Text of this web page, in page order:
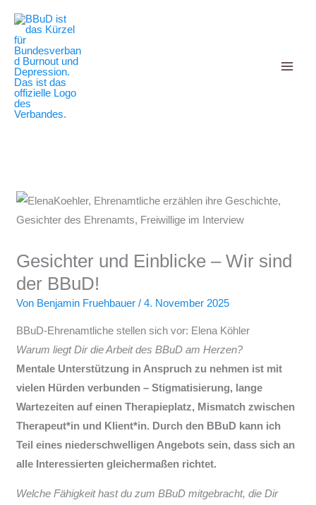
Inhalt
springen
Gesichter und Einblicke – Wir sind
der BBuD!
Von Benjamin Fruehbauer/4. November 2025
BBuD-Ehrenamtliche stellen sich vor: Elena Köhler
Warum liegt Dir die Arbeit des BBuD am Herzen?
Mentale Unterstützung in Anspruch zu nehmen ist mit
vielen Hürden verbunden – Stigmatisierung, lange
Wartezeiten auf einen Therapieplatz, Mismatch zwischen
Therapeut*in und Klient*in. Durch den BBuD kann ich
Teil eines niederschwelligen Angebots sein, dass sich an
alle Interessierten gleichermaßen richtet.
Welche Fähigkeit hast du zum BBuD mitgebracht, die Dir